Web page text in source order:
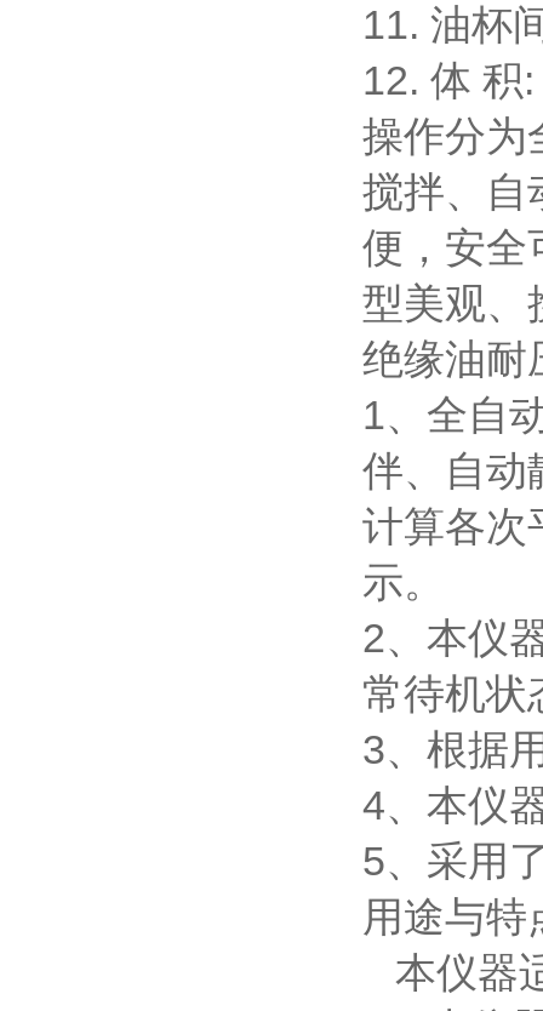
11. 油杯
12. 体 积
操作分为
搅拌、自
便，安全
型美观、
绝缘油耐
1、全自
伴、自动
计算各次
示。
2、本仪
常待机状
3、根据
4、本仪
5、采用
用途与特
本仪器